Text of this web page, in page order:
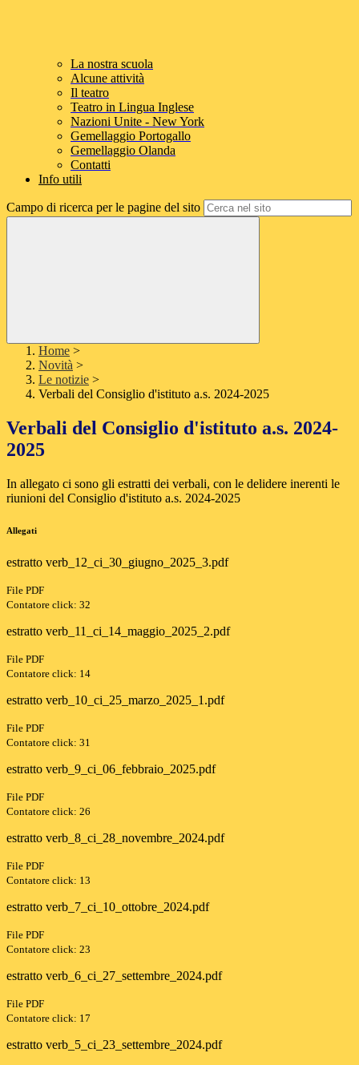
La nostra scuola
Alcune attività
Il teatro
Teatro in Lingua Inglese
Nazioni Unite - New York
Gemellaggio Portogallo
Gemellaggio Olanda
Contatti
Info utili
Campo di ricerca per le pagine del sito
Home >
Novità >
Le notizie >
Verbali del Consiglio d'istituto a.s. 2024-2025
Verbali del Consiglio d'istituto a.s. 2024-
2025
In allegato ci sono gli estratti dei verbali, con le delidere inerenti le
riunioni del Consiglio d'istituto a.s. 2024-2025
Allegati
estratto verb_12_ci_30_giugno_2025_3.pdf
File PDF
Contatore click: 32
estratto verb_11_ci_14_maggio_2025_2.pdf
File PDF
Contatore click: 14
estratto verb_10_ci_25_marzo_2025_1.pdf
File PDF
Contatore click: 31
estratto verb_9_ci_06_febbraio_2025.pdf
File PDF
Contatore click: 26
estratto verb_8_ci_28_novembre_2024.pdf
File PDF
Contatore click: 13
estratto verb_7_ci_10_ottobre_2024.pdf
File PDF
Contatore click: 23
estratto verb_6_ci_27_settembre_2024.pdf
File PDF
Contatore click: 17
estratto verb_5_ci_23_settembre_2024.pdf